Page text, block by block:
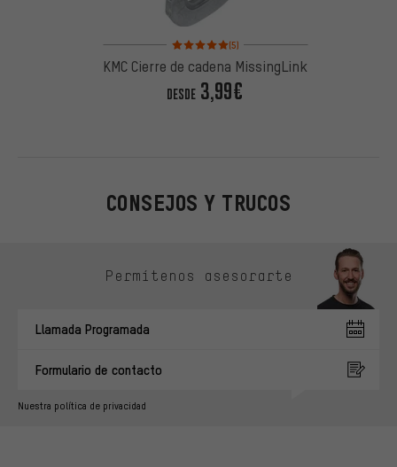
Valoración media: 5 de 5 basada en 5 reseñas
(5)
KMC Cierre de cadena MissingLink
DESDE 3,99€
CONSEJOS Y TRUCOS
Permítenos asesorarte
Llamada Programada
Formulario de contacto
Nuestra política de privacidad